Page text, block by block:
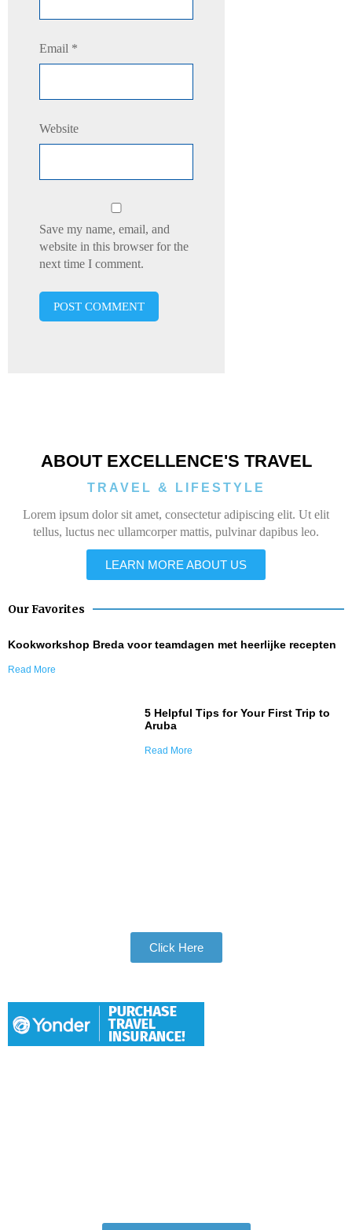
Email *
Website
Save my name, email, and
website in this browser for the
next time I comment.
ABOUT EXCELLENCE'S TRAVEL
TRAVEL & LIFESTYLE
Lorem ipsum dolor sit amet, consectetur adipiscing elit. Ut elit
tellus, luctus nec ullamcorper mattis, pulvinar dapibus leo.
LEARN MORE ABOUT US
Our Favorites
Kookworkshop Breda voor teamdagen met heerlijke recepten
Read More
5 Helpful Tips for Your First Trip to
Aruba
Read More
Click Here